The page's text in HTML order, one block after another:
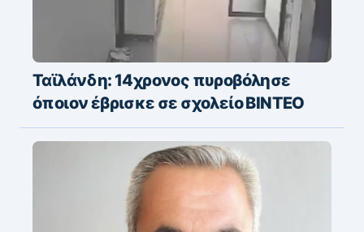
Ταϊλάνδη: 14χρονος πυροβόλησε
όποιον έβρισκε σε σχολείο ΒΙΝΤΕΟ